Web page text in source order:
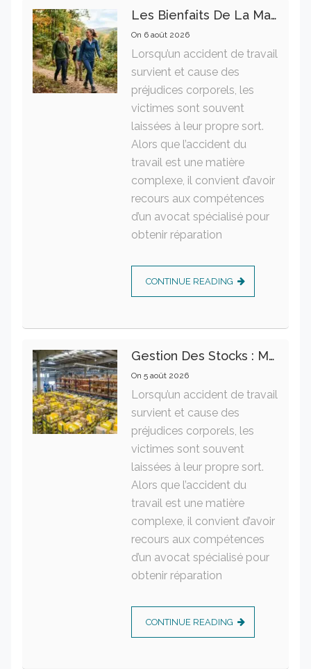
Les Bienfaits De La Marche Sur La Santé Physique Et Mentale
On 6 août 2026
Lorsqu’un accident de travail
survient et cause des
préjudices corporels, les
victimes sont souvent
laissées à leur propre sort.
Alors que l’accident du
travail est une matière
complexe, il convient d’avoir
recours aux compétences
d’un avocat spécialisé pour
obtenir réparation
CONTINUE READING
Gestion Des Stocks : Meilleures Pratiques Intralogistiques
On 5 août 2026
Lorsqu’un accident de travail
survient et cause des
préjudices corporels, les
victimes sont souvent
laissées à leur propre sort.
Alors que l’accident du
travail est une matière
complexe, il convient d’avoir
recours aux compétences
d’un avocat spécialisé pour
obtenir réparation
CONTINUE READING